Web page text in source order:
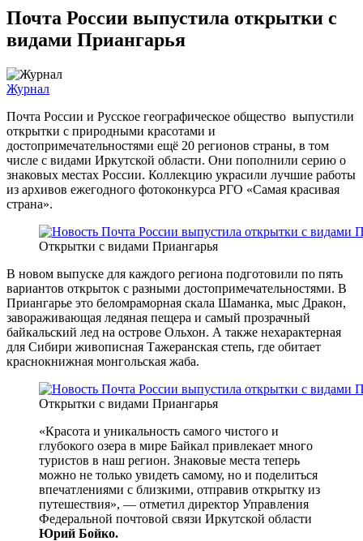
Почта России выпустила открытки с
видами Приангарья
Журнал
Почта России и Русское географическое общество выпустили
открытки с природными красотами и
достопримечательностями ещё 20 регионов страны, в том
числе с видами Иркутской области. Они пополнили серию о
знаковых местах России. Коллекцию украсили лучшие работы
из архивов ежегодного фотоконкурса РГО «Самая красивая
страна».
Открытки с видами Приангарья
В новом выпуске для каждого региона подготовили по пять
вариантов открыток с разными достопримечательностями. В
Приангарье это беломраморная скала Шаманка, мыс Дракон,
завораживающая ледяная пещера и самый прозрачный
байкальский лед на острове Ольхон. А также нехарактерная
для Сибири живописная Тажеранская степь, где обитает
краснокнижная монгольская жаба.
Открытки с видами Приангарья
«Красота и уникальность самого чистого и
глубокого озера в мире Байкал привлекает много
туристов в наш регион. Знаковые места теперь
можно не только увидеть самому, но и поделиться
впечатлениями с близкими, отправив открытку из
путешествия», — отметил директор Управления
Федеральной почтовой связи Иркутской области
Юрий Бойко.